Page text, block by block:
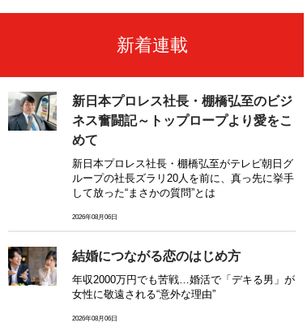
新着連載
新日本プロレス社長・棚橋弘至のビジ
ネス奮闘記～トップロープより愛をこ
めて
新日本プロレス社長・棚橋弘至がテレビ朝日グ
ループの社長ズラリ20人を前に、真っ先に挙手
して放った“まさかの質問”とは
2026年08月06日
結婚につながる恋のはじめ方
年収2000万円でも苦戦…婚活で「デキる男」が
女性に敬遠される“意外な理由”
2026年08月06日